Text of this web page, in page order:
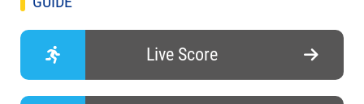
Live Score